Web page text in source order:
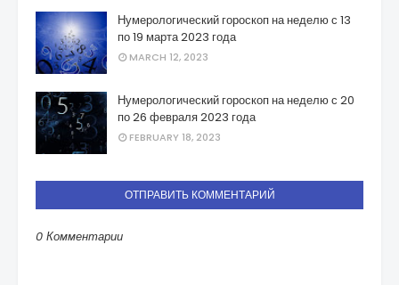
Нумерологический гороскоп на неделю с 13
по 19 марта 2023 года
MARCH 12, 2023
Нумерологический гороскоп на неделю с 20
по 26 февраля 2023 года
FEBRUARY 18, 2023
ОТПРАВИТЬ КОММЕНТАРИЙ
0 Комментарии